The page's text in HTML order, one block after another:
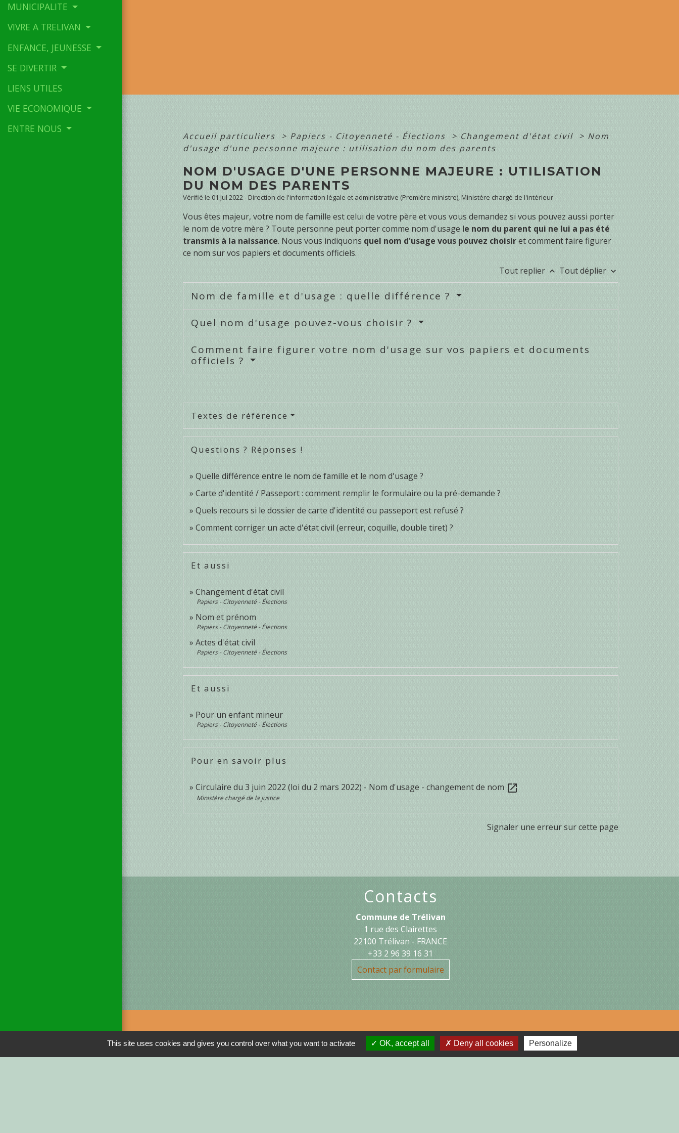
MUNICIPALITE
VIVRE A TRELIVAN
ENFANCE, JEUNESSE
SE DIVERTIR
LIENS UTILES
VIE ECONOMIQUE
ENTRE NOUS
Accueil particuliers > Papiers - Citoyenneté - Élections > Changement d'état civil > Nom
d'usage d'une personne majeure : utilisation du nom des parents
NOM D'USAGE D'UNE PERSONNE MAJEURE : UTILISATION
DU NOM DES PARENTS
Vérifié le 01 Jul 2022 - Direction de l'information légale et administrative (Première ministre), Ministère chargé de l'intérieur
Vous êtes majeur, votre nom de famille est celui de votre père et vous vous demandez si vous pouvez aussi porter
le nom de votre mère ? Toute personne peut porter comme nom d'usage le nom du parent qui ne lui a pas été
transmis à la naissance. Nous vous indiquons quel nom d'usage vous pouvez choisiret comment faire figurer
ce nom sur vos papiers et documents officiels.
Tout replier keyboard_arrow_up Tout déplier keyboard_arrow_down
Nom de famille et d'usage : quelle différence ?
Quel nom d'usage pouvez-vous choisir ?
Comment faire figurer votre nom d'usage sur vos papiers et documents
officiels ?
Textes de référence
Questions ? Réponses !
Quelle différence entre le nom de famille et le nom d'usage ?
Carte d'identité / Passeport : comment remplir le formulaire ou la pré-demande ?
Quels recours si le dossier de carte d'identité ou passeport est refusé ?
Comment corriger un acte d'état civil (erreur, coquille, double tiret) ?
Et aussi
Changement d'état civil
Papiers - Citoyenneté - Élections
Nom et prénom
Papiers - Citoyenneté - Élections
Actes d'état civil
Papiers - Citoyenneté - Élections
Et aussi
Pour un enfant mineur
Papiers - Citoyenneté - Élections
Pour en savoir plus
Circulaire du 3 juin 2022 (loi du 2 mars 2022) - Nom d'usage - changement de nom open_in_new
Ministère chargé de la justice
Signaler une erreur sur cette page
Contacts
Commune de Trélivan
1 rue des Clairettes
22100 Trélivan - FRANCE
+33 2 96 39 16 31
Contact par formulaire
Liens Jumelages
This site uses cookies and gives you control over what you want to activate OK, accept all Deny all cookies Personalize